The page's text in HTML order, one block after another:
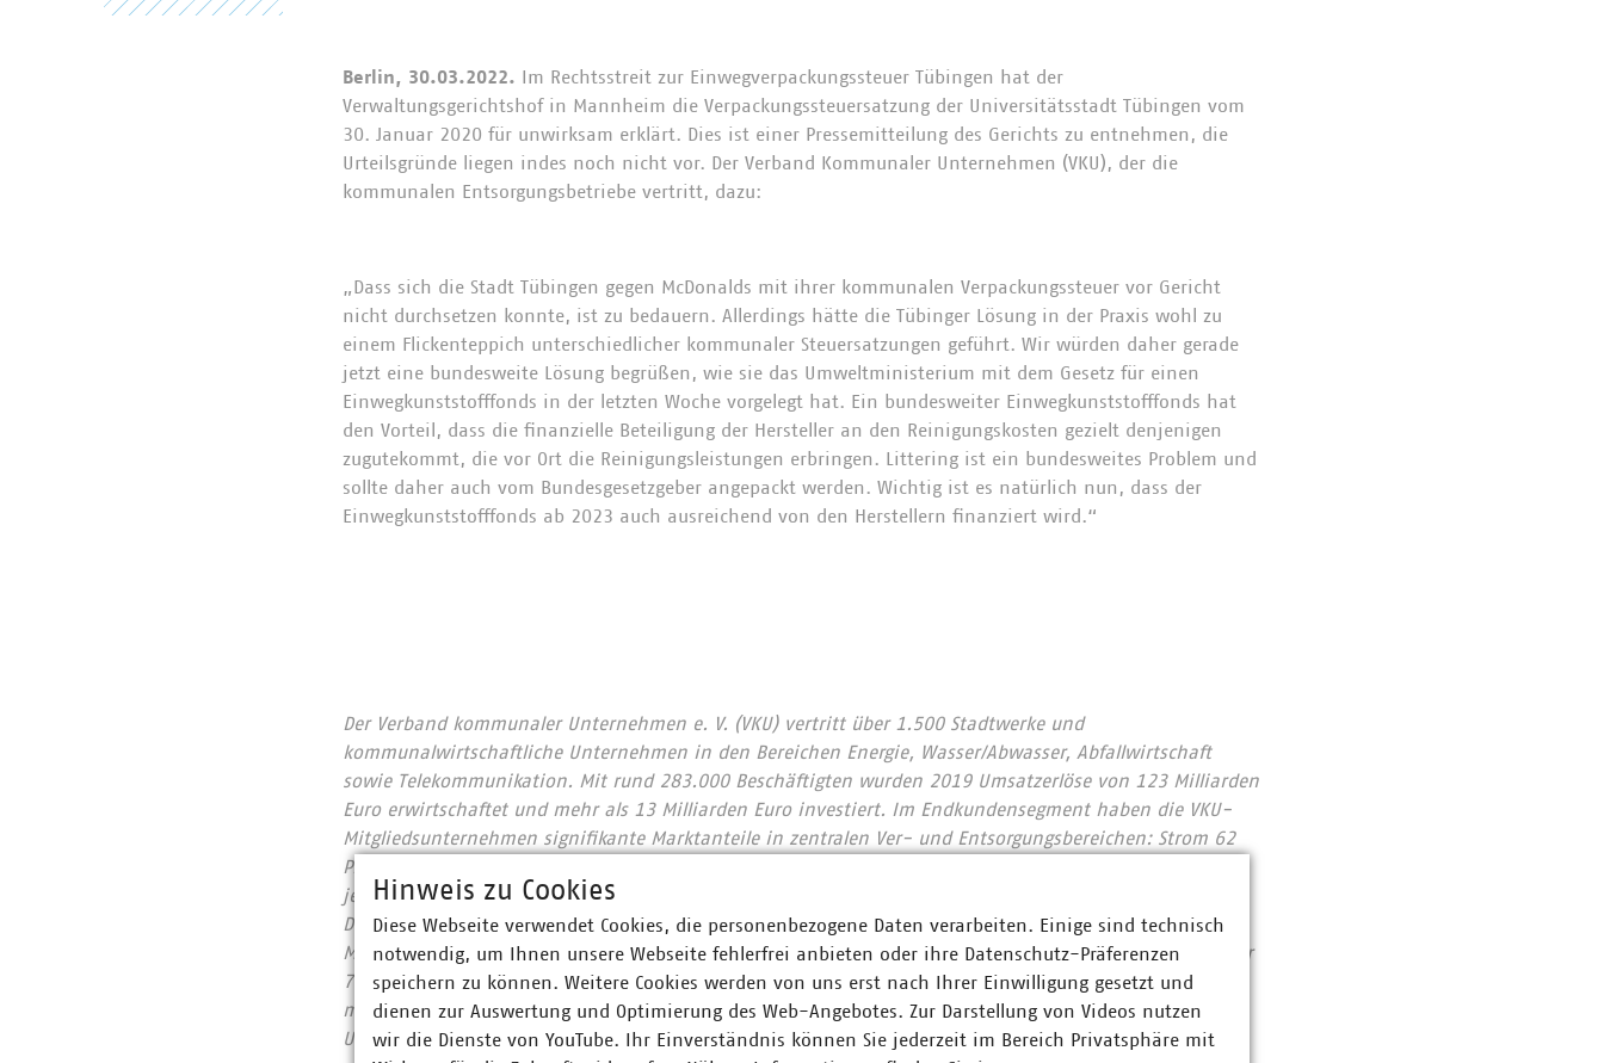
Berlin, 30.03.2022. Im Rechtsstreit zur Einwegverpackungssteuer Tübingen hat der
Verwaltungsgerichtshof in Mannheim die Verpackungssteuersatzung der Universitätsstadt Tübingen vom
30. Januar 2020 für unwirksam erklärt. Dies ist einer Pressemitteilung des Gerichts zu entnehmen, die
Urteilsgründe liegen indes noch nicht vor. Der Verband Kommunaler Unternehmen (VKU), der die
kommunalen Entsorgungsbetriebe vertritt, dazu:
„Dass sich die Stadt Tübingen gegen McDonalds mit ihrer kommunalen Verpackungssteuer vor Gericht
nicht durchsetzen konnte, ist zu bedauern. Allerdings hätte die Tübinger Lösung in der Praxis wohl zu
einem Flickenteppich unterschiedlicher kommunaler Steuersatzungen geführt. Wir würden daher gerade
jetzt eine bundesweite Lösung begrüßen, wie sie das Umweltministerium mit dem Gesetz für einen
Einwegkunststofffonds in der letzten Woche vorgelegt hat. Ein bundesweiter Einwegkunststofffonds hat
den Vorteil, dass die finanzielle Beteiligung der Hersteller an den Reinigungskosten gezielt denjenigen
zugutekommt, die vor Ort die Reinigungsleistungen erbringen. Littering ist ein bundesweites Problem und
sollte daher auch vom Bundesgesetzgeber angepackt werden. Wichtig ist es natürlich nun, dass der
Einwegkunststofffonds ab 2023 auch ausreichend von den Herstellern finanziert wird.“
Der Verband kommunaler Unternehmen e. V. (VKU) vertritt über 1.500 Stadtwerke und
kommunalwirtschaftliche Unternehmen in den Bereichen Energie, Wasser/Abwasser, Abfallwirtschaft
sowie Telekommunikation. Mit rund 283.000 Beschäftigten wurden 2019 Umsatzerlöse von 123 Milliarden
Euro erwirtschaftet und mehr als 13 Milliarden Euro investiert. Im Endkundensegment haben die VKU-
Mitgliedsunternehmen signifikante Marktanteile in zentralen Ver- und Entsorgungsbereichen: Strom 62
Prozent, Gas 67 Prozent, Trinkwasser 91 Prozent, Wärme 79 Prozent, Abwasser 45 Prozent. Sie entsorgen
jeden Tag 31.500 Tonnen Abfall und tragen durch getrennte Sammlung entscheidend dazu bei, dass
Deutschland mit 67 Prozent die höchste Recyclingquote in der Europäischen Union hat. Immer mehr
Mitgliedsunternehmen engagieren sich im Breitbandausbau: 203 Unternehmen investieren pro Jahr über
700 Millionen Euro. Beim Breitbandausbau setzen 92 Prozent der Unternehmen auf Glasfaser bis
mindestens ins Gebäude. Wir halten Deutschland am Laufen – klimaneutral, leistungsstark, lebenswert.
Unser Beitrag für heute und morgen: #Daseinsvorsorge. Unsere Positionen:
2030plus.vku.de.
Hinweis zu Cookies
Diese Webseite verwendet Cookies, die personenbezogene Daten verarbeiten. Einige sind technisch
notwendig, um Ihnen unsere Webseite fehlerfrei anbieten oder ihre Datenschutz-Präferenzen
speichern zu können. Weitere Cookies werden von uns erst nach Ihrer Einwilligung gesetzt und
dienen zur Auswertung und Optimierung des Web-Angebotes. Zur Darstellung von Videos nutzen
wir die Dienste von YouTube. Ihr Einverständnis können Sie jederzeit im Bereich Privatsphäre mit